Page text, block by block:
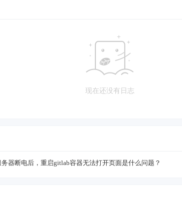
现在还没有日志
器断电后，重启gitlab容器无法打开页面是什么问题？